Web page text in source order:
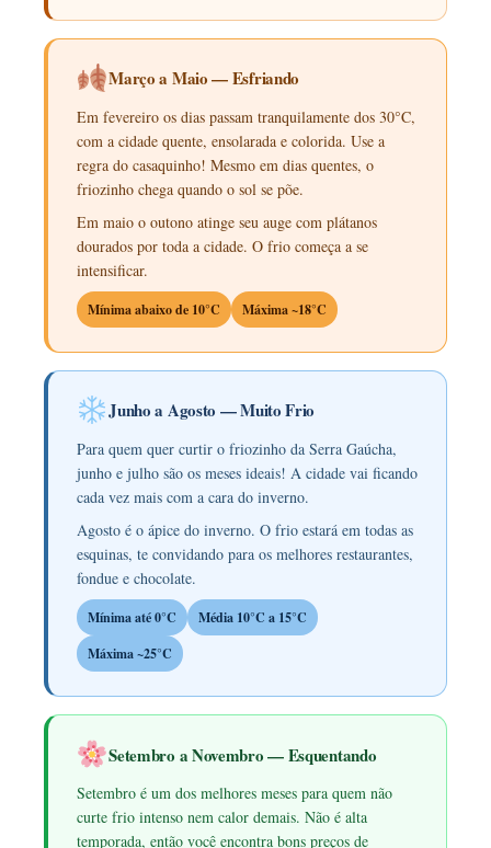
Março a Maio — Esfriando
Em fevereiro os dias passam tranquilamente dos 30°C,
com a cidade quente, ensolarada e colorida. Use a
regra do casaquinho! Mesmo em dias quentes, o
friozinho chega quando o sol se põe.
Em maio o outono atinge seu auge com plátanos
dourados por toda a cidade. O frio começa a se
intensificar.
Mínima abaixo de 10°C Máxima ~18°C
Junho a Agosto — Muito Frio
Para quem quer curtir o friozinho da Serra Gaúcha,
junho e julho são os meses ideais! A cidade vai ficando
cada vez mais com a cara do inverno.
Agosto é o ápice do inverno. O frio estará em todas as
esquinas, te convidando para os melhores restaurantes,
fondue e chocolate.
Mínima até 0°C
Média 10°C a 15°C
Máxima ~25°C
Setembro a Novembro — Esquentando
Setembro é um dos melhores meses para quem não
curte frio intenso nem calor demais. Não é alta
temporada, então você encontra bons preços de